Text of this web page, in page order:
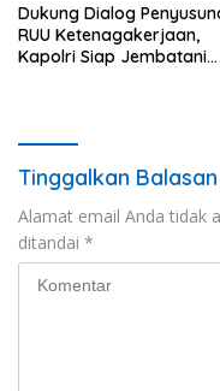
Dukung Dialog
RUU Ketenagakerjaan,
Kapolri Siap Jembatani
Tinggalkan Balasan
Alamat email Anda tidak
ditandai *